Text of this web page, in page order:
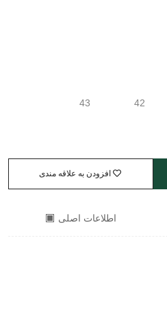
42
43
افزودن به علاقه مندی
اطلاعات اصلی